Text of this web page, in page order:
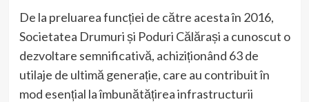
De la preluarea funcției de către acesta în 2016,
Societatea Drumuri și Poduri Călărași a cunoscut o
dezvoltare semnificativă, achiziționând 63 de
utilaje de ultimă generație, care au contribuit în
mod esențial la îmbunătățirea infrastructurii